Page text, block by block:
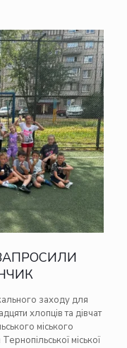
заходу для
хлопців та дівчат
міського
міської